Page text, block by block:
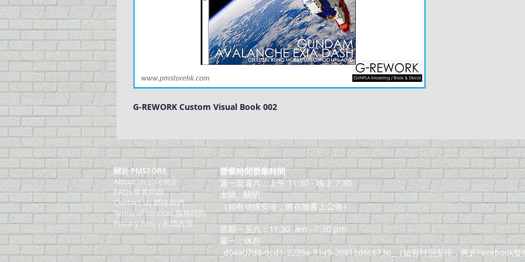
G-REWORK Custom Visual Book 002
關於 PMSTORE
About Us 公司簡介
FAQs 常見問題
Contact Us 聯絡我們
​Terms of Services 服務細則
Privacy Policy 私隱政策
營業時間營業時間
週一至週六：上午 11:30 - 晚上 7:30
太陽 : 關閉
（如有特殊安排，將在臉書上公佈）
星期一至六：11:30 am - 7:30 pm
週一：休息
_d04a07d8-9cd1-3239a-9149-20813d6c673b_（如有特別安排，將於Facebook發